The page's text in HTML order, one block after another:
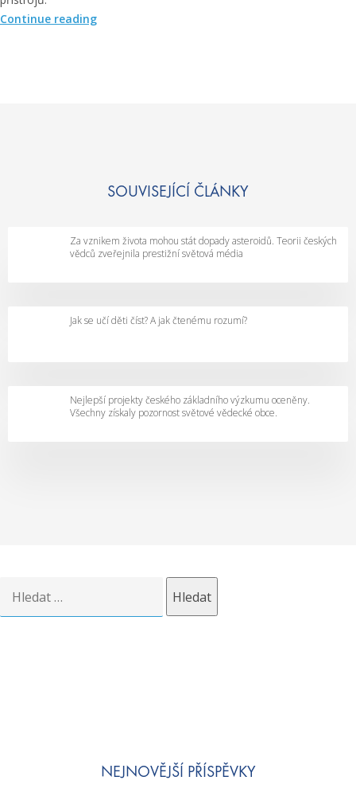
Continue reading„
u
o
n
á
SOUVISEJÍCÍ ČLÁNKY
Za vznikem života mohou stát dopady asteroidů. Teorii českých
vědců zveřejnila prestižní světová média
Jak se učí děti číst? A jak čtenému rozumí?
Nejlepší projekty českého základního výzkumu oceněny.
Všechny získaly pozornost světové vědecké obce.
NEJNOVĚJŠÍ PŘÍSPĚVKY